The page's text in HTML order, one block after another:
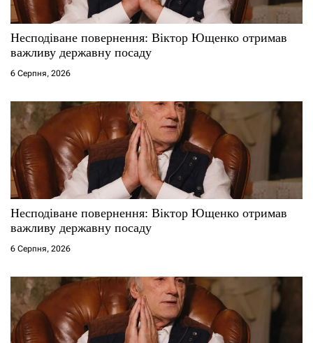
Несподіване повернення: Віктор Ющенко отримав
важливу державну посаду
6 Серпня, 2026
Несподіване повернення: Віктор Ющенко отримав
важливу державну посаду
6 Серпня, 2026